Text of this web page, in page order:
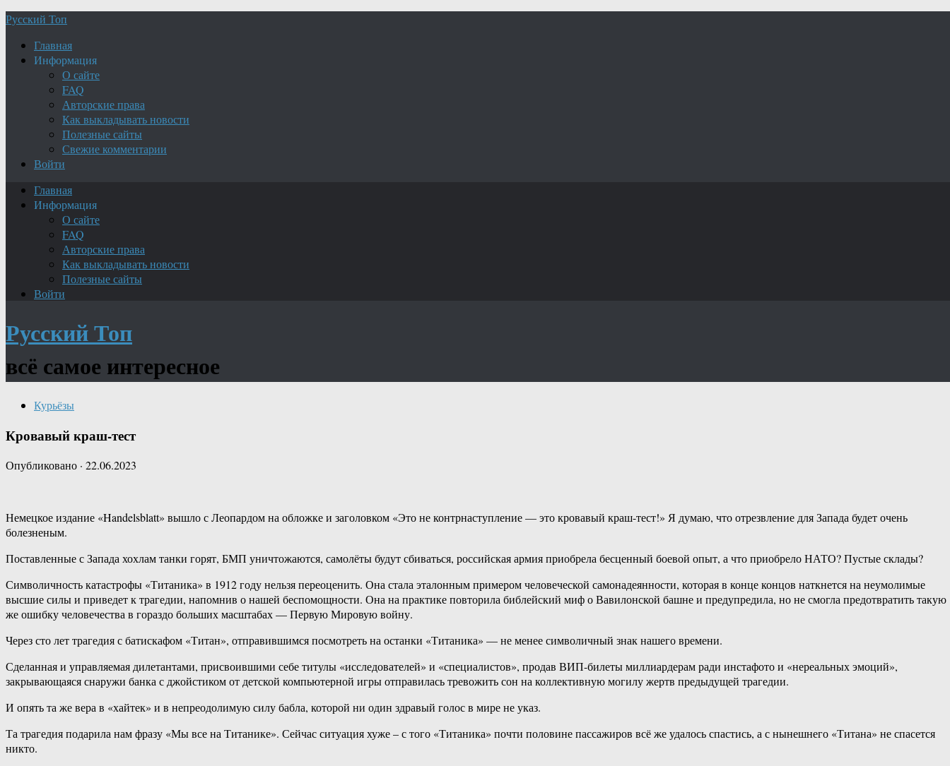
Русский Топ
Главная
Информация
О сайте
FAQ
Авторские права
Как выкладывать новости
Полезные сайты
Свежие комментарии
Войти
Главная
Информация
О сайте
FAQ
Авторские права
Как выкладывать новости
Полезные сайты
Войти
Русский Топ
всё самое интересное
Курьёзы
Кровавый краш-тест
Опубликовано · 22.06.2023
Немецкое издание «Handelsblatt» вышло с Леопардом на обложке и заголовком «Это не контрнаступление — это кровавый краш-тест!» Я думаю, что отрезвление для Запада будет очень
болезненым.
Поставленные с Запада хохлам танки горят, БМП уничтожаются, самолёты будут сбиваться, российская армия приобрела бесценный боевой опыт, а что приобрело НАТО? Пустые склады?
Символичность катастрофы «Титаника» в 1912 году нельзя переоценить. Она стала эталонным примером человеческой самонадеянности, которая в конце концов наткнется на неумолимые
высшие силы и приведет к трагедии, напомнив о нашей беспомощности. Она на практике повторила библейский миф о Вавилонской башне и предупредила, но не смогла предотвратить такую
же ошибку человечества в гораздо больших масштабах — Первую Мировую войну.
Через сто лет трагедия с батискафом «Титан», отправившимся посмотреть на останки «Титаника» — не менее символичный знак нашего времени.
Сделанная и управляемая дилетантами, присвоившими себе титулы «исследователей» и «специалистов», продав ВИП-билеты миллиардерам ради инстафото и «нереальных эмоций»,
закрывающаяся снаружи банка с джойстиком от детской компьютерной игры отправилась тревожить сон на коллективную могилу жертв предыдущей трагедии.
И опять та же вера в «хайтек» и в непреодолимую силу бабла, которой ни один здравый голос в мире не указ.
Та трагедия подарила нам фразу «Мы все на Титанике». Сейчас ситуация хуже – с того «Титаника» почти половине пассажиров всё же удалось спастись, а с нынешнего «Титана» не спасется
никто.